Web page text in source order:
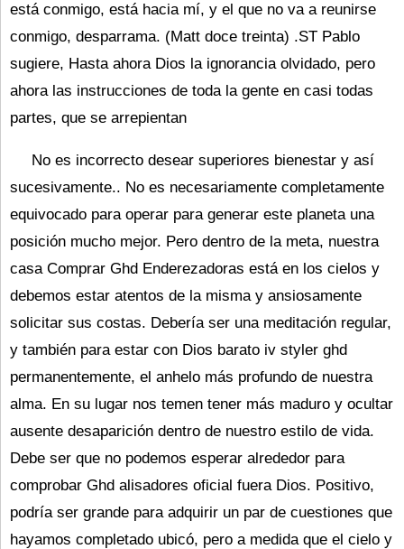
está conmigo, está hacia mí, y el que no va a reunirse
conmigo, desparrama. (Matt doce treinta) .ST Pablo
sugiere, Hasta ahora Dios la ignorancia olvidado, pero
ahora las instrucciones de toda la gente en casi todas
partes, que se arrepientan
No es incorrecto desear superiores bienestar y así
sucesivamente.. No es necesariamente completamente
equivocado para operar para generar este planeta una
posición mucho mejor. Pero dentro de la meta, nuestra
casa Comprar Ghd Enderezadoras está en los cielos y
debemos estar atentos de la misma y ansiosamente
solicitar sus costas. Debería ser una meditación regular,
y también para estar con Dios barato iv styler ghd
permanentemente, el anhelo más profundo de nuestra
alma. En su lugar nos temen tener más maduro y ocultar
ausente desaparición dentro de nuestro estilo de vida.
Debe ser que no podemos esperar alrededor para
comprobar Ghd alisadores oficial fuera Dios. Positivo,
podría ser grande para adquirir un par de cuestiones que
hayamos completado ubicó, pero a medida que el cielo y